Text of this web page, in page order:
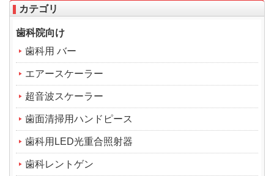
カテゴリ
歯科院向け
歯科用 バー
エアースケーラー
超音波スケーラー
歯面清掃用ハンドピース
歯科用LED光重合照射器
歯科レントゲン